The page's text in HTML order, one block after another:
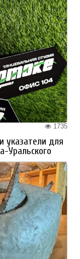
1735
указатели для
Уральского